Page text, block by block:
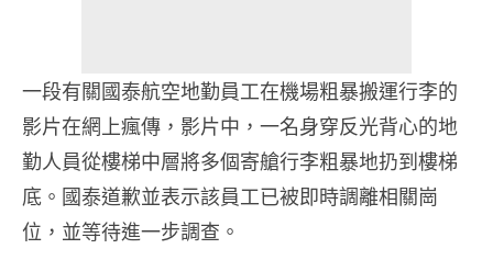
一段有關國泰航空地勤員工在機場粗暴搬運行李的
影片在網上瘋傳，影片中，一名身穿反光背心的地
勤人員從樓梯中層將多個寄艙行李粗暴地扔到樓梯
底。國泰道歉並表示該員工已被即時調離相關崗
位，並等待進一步調查。